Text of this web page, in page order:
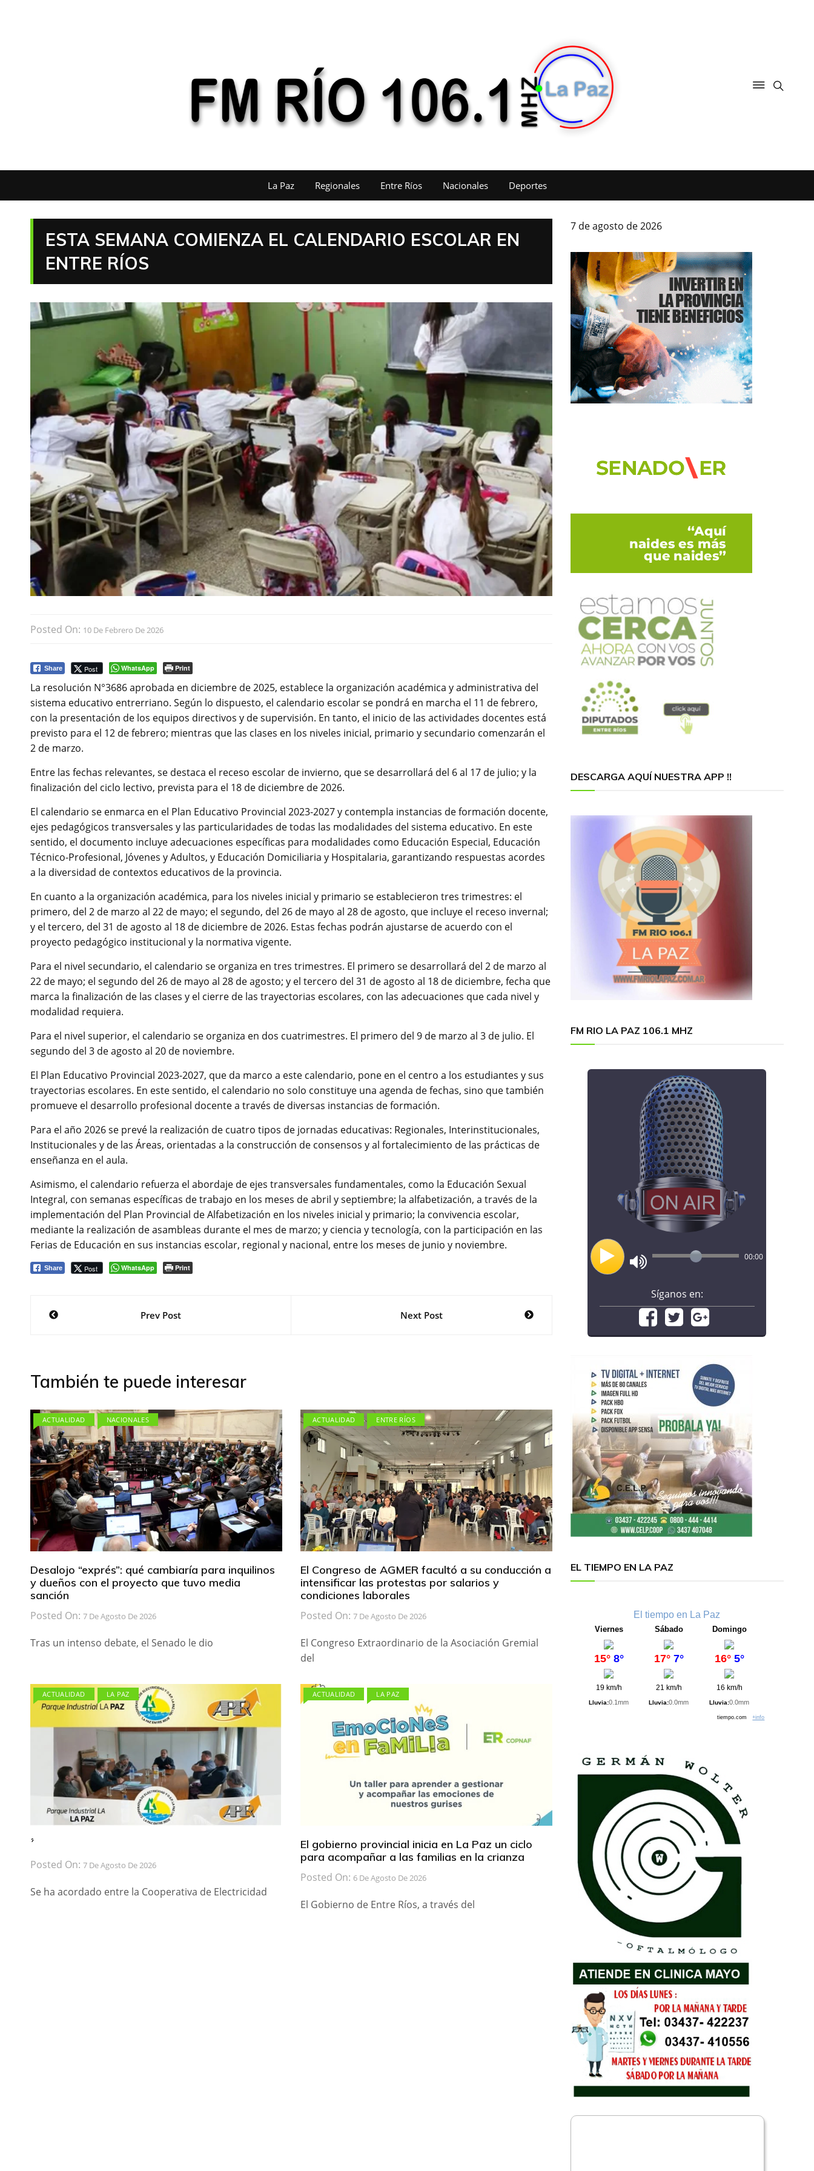
La Paz Regionales Entre Ríos Nacionales Deportes
ESTA SEMANA COMIENZA EL CALENDARIO ESCOLAR EN
ENTRE RÍOS
Posted On: 10 De Febrero De 2026
Share Post WhatsApp Print
La resolución N°3686 aprobada en diciembre de 2025, establece la organización académica y administrativa del
sistema educativo entrerriano. Según lo dispuesto, el calendario escolar se pondrá en marcha el 11 de febrero,
con la presentación de los equipos directivos y de supervisión. En tanto, el inicio de las actividades docentes está
previsto para el 12 de febrero; mientras que las clases en los niveles inicial, primario y secundario comenzarán el
2 de marzo.
Entre las fechas relevantes, se destaca el receso escolar de invierno, que se desarrollará del 6 al 17 de julio; y la
finalización del ciclo lectivo, prevista para el 18 de diciembre de 2026.
El calendario se enmarca en el Plan Educativo Provincial 2023-2027 y contempla instancias de formación docente,
ejes pedagógicos transversales y las particularidades de todas las modalidades del sistema educativo. En este
sentido, el documento incluye adecuaciones específicas para modalidades como Educación Especial, Educación
Técnico-Profesional, Jóvenes y Adultos, y Educación Domiciliaria y Hospitalaria, garantizando respuestas acordes
a la diversidad de contextos educativos de la provincia.
En cuanto a la organización académica, para los niveles inicial y primario se establecieron tres trimestres: el
primero, del 2 de marzo al 22 de mayo; el segundo, del 26 de mayo al 28 de agosto, que incluye el receso invernal;
y el tercero, del 31 de agosto al 18 de diciembre de 2026. Estas fechas podrán ajustarse de acuerdo con el
proyecto pedagógico institucional y la normativa vigente.
Para el nivel secundario, el calendario se organiza en tres trimestres. El primero se desarrollará del 2 de marzo al
22 de mayo; el segundo del 26 de mayo al 28 de agosto; y el tercero del 31 de agosto al 18 de diciembre, fecha que
marca la finalización de las clases y el cierre de las trayectorias escolares, con las adecuaciones que cada nivel y
modalidad requiera.
Para el nivel superior, el calendario se organiza en dos cuatrimestres. El primero del 9 de marzo al 3 de julio. El
segundo del 3 de agosto al 20 de noviembre.
El Plan Educativo Provincial 2023-2027, que da marco a este calendario, pone en el centro a los estudiantes y sus
trayectorias escolares. En este sentido, el calendario no solo constituye una agenda de fechas, sino que también
promueve el desarrollo profesional docente a través de diversas instancias de formación.
Para el año 2026 se prevé la realización de cuatro tipos de jornadas educativas: Regionales, Interinstitucionales,
Institucionales y de las Áreas, orientadas a la construcción de consensos y al fortalecimiento de las prácticas de
enseñanza en el aula.
Asimismo, el calendario refuerza el abordaje de ejes transversales fundamentales, como la Educación Sexual
Integral, con semanas específicas de trabajo en los meses de abril y septiembre; la alfabetización, a través de la
implementación del Plan Provincial de Alfabetización en los niveles inicial y primario; la convivencia escolar,
mediante la realización de asambleas durante el mes de marzo; y ciencia y tecnología, con la participación en las
Ferias de Educación en sus instancias escolar, regional y nacional, entre los meses de junio y noviembre.
Share Post WhatsApp Print
NavegaciónPrev Post Next Post
También te puede interesar
ACTUALIDAD NACIONALES
Desalojo “exprés”: qué cambiaría para inquilinos
y dueños con el proyecto que tuvo media
sanción
Posted On: 7 De Agosto De 2026
Tras un intenso debate, el Senado le dio
ACTUALIDAD ENTRE RÍOS
El Congreso de AGMER facultó a su conducción a
intensificar las protestas por salarios y
condiciones laborales
Posted On: 7 De Agosto De 2026
El Congreso Extraordinario de la Asociación Gremial
del
ACTUALIDAD LA PAZ
́ ́
Posted On: 7 De Agosto De 2026
Se ha acordado entre la Cooperativa de Electricidad
ACTUALIDAD LA PAZ
El gobierno provincial inicia en La Paz un ciclo
para acompañar a las familias en la crianza
Posted On: 6 De Agosto De 2026
El Gobierno de Entre Ríos, a través del
7 de agosto de 2026
DESCARGA AQUÍ NUESTRA APP !!
FM RIO LA PAZ 106.1 MHZ
00:00
Síganos en:
EL TIEMPO EN LA PAZ
El tiempo en La Paz
Viernes
15° 8°
19 km/h
Lluvia:0.1mm
Sábado
17° 7°
21 km/h
Lluvia:0.0mm
Domingo
16° 5°
16 km/h
Lluvia:0.0mm
tiempo.com+info